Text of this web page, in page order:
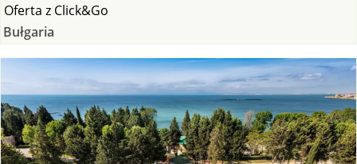
Oferta z Click&Go
Bułgaria